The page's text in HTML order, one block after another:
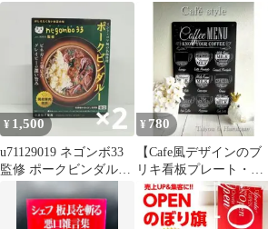
ーンシール ドールハウ
ス立体シール
ケース ポーチ
¥ 1,500
u71129019 ネゴンボ33
監修 ポークビンダルー
180g×2個
¥ 780
【Cafe風デザインのブ
リキ看板プレート・コ
ーヒーメニュー／麻ひ
も付き】